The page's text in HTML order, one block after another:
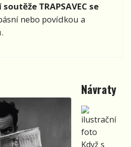
TRAPSAVEC se
nebo povídkou a
Návraty
Když s